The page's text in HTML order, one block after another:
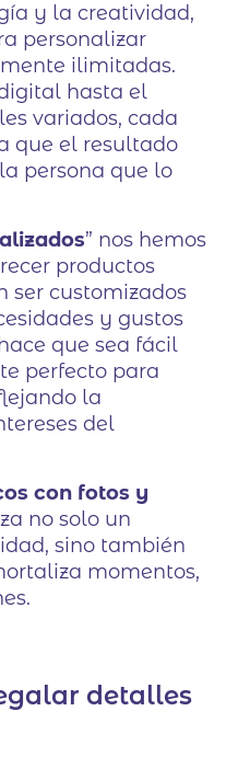
y la creatividad,
personalizar
ilimitadas.
hasta el
variados, cada
que el resultado
persona que lo
” nos hemos
productos
ser customizados
y gustos
que sea fácil
perfecto para
la
del
con fotos y
no solo un
sino también
momentos,
detalles